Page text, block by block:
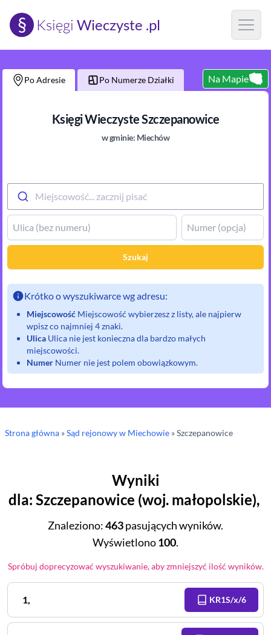
§ Księgi Wieczyste .pl Open
Po Adresie Po Numerze Działki Na Mapie
Księgi WieczysteSzczepanowice
w gminie: Miechów
Miejscowość... zacznij pisać
Szukaj
Krótko o wyszukiwarce wg adresu:
Miejscowość Miejscowość wybierzesz z listy, ale najpierw
wpisz co najmniej 4 znaki.
Ulica Ulica nie jest konieczna dla bardzo małych
miejscowości.
Numer Numer nie jest polem obowiązkowym.
Strona główna »Sąd rejonowyw Miechowie »Szczepanowice
Wyniki
dla: Szczepanowice (woj. małopolskie),
Znaleziono:463pasujących wyników.
Wyświetlono100.
Spróbuj doprecyzować wyszukiwanie, aby zmniejszyć ilość wyników.
1, KR1S/x/6